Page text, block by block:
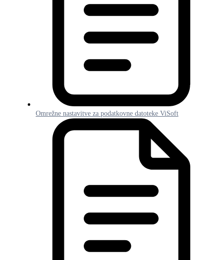
Omrežne nastavitve za podatkovne datoteke ViSoft